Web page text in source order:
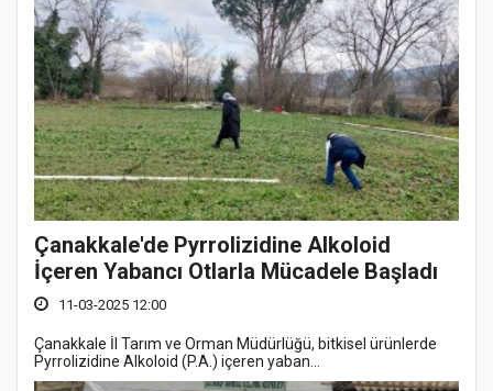
Çanakkale'de Pyrrolizidine Alkoloid
İçeren Yabancı Otlarla Mücadele Başladı
11-03-2025 12:00
Çanakkale İl Tarım ve Orman Müdürlüğü, bitkisel ürünlerde
Pyrrolizidine Alkoloid (P.A.) içeren yaban...